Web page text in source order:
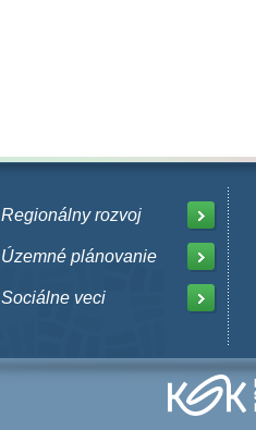
Regionálny rozvoj
Územné plánovanie
Sociálne veci